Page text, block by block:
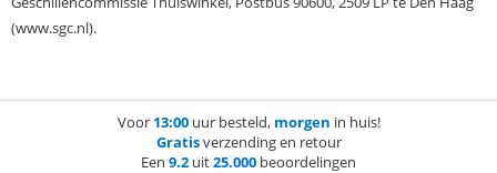
(www.sgc.nl).
Voor 13:00uur besteld, morgen in huis!
Gratisverzending en retour
Een 9.2 uit25.000 beoordelingen